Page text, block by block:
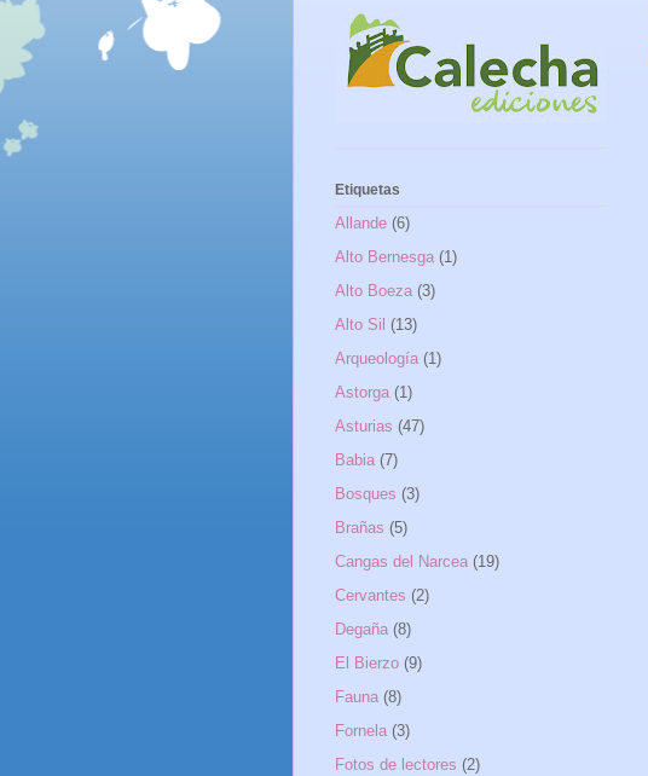
Etiquetas
Allande (6)
Alto Bernesga (1)
Alto Boeza (3)
Alto Sil (13)
Arqueología (1)
Astorga (1)
Asturias (47)
Babia (7)
Bosques (3)
Brañas (5)
Cangas del Narcea (19)
Cervantes (2)
Degaña (8)
El Bierzo (9)
Fauna (8)
Fornela (3)
Fotos de lectores (2)